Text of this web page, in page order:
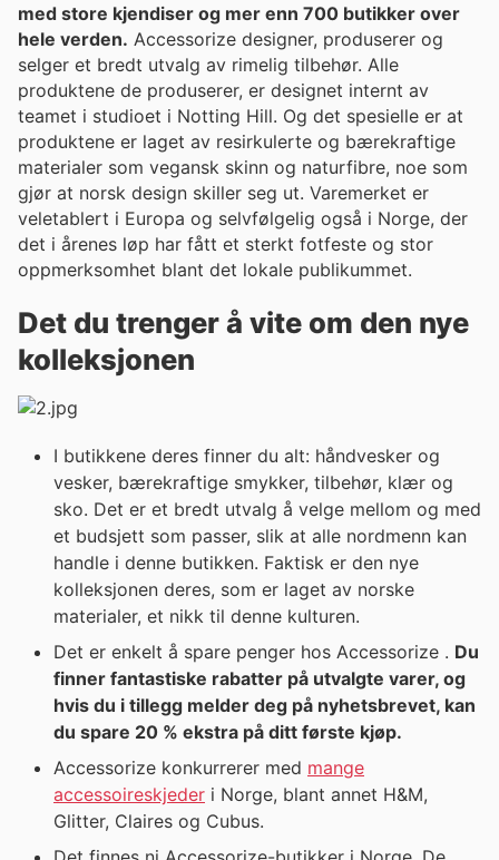
med store kjendiser og mer enn 700 butikker over
hele verden. Accessorize designer, produserer og
selger et bredt utvalg av rimelig tilbehør. Alle
produktene de produserer, er designet internt av
teamet i studioet i Notting Hill. Og det spesielle er at
produktene er laget av resirkulerte og bærekraftige
materialer som vegansk skinn og naturfibre, noe som
gjør at norsk design skiller seg ut. Varemerket er
veletablert i Europa og selvfølgelig også i Norge, der
det i årenes løp har fått et sterkt fotfeste og stor
oppmerksomhet blant det lokale publikummet.
Det du trenger å vite om den nye
kolleksjonen
I butikkene deres finner du alt: håndvesker og
vesker, bærekraftige smykker, tilbehør, klær og
sko. Det er et bredt utvalg å velge mellom og med
et budsjett som passer, slik at alle nordmenn kan
handle i denne butikken. Faktisk er den nye
kolleksjonen deres, som er laget av norske
materialer, et nikk til denne kulturen.
Det er enkelt å spare penger hos Accessorize . Du
finner fantastiske rabatter på utvalgte varer, og
hvis du i tillegg melder deg på nyhetsbrevet, kan
du spare 20 % ekstra på ditt første kjøp.
Accessorize konkurrerer med mange
accessoireskjeder i Norge, blant annet H&M,
Glitter, Claires og Cubus.